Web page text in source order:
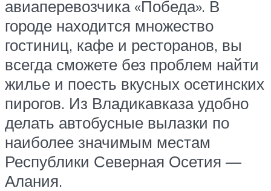
авиаперевозчика «Победа». В
городе находится множество
гостиниц, кафе и ресторанов, вы
всегда сможете без проблем найти
жилье и поесть вкусных осетинских
пирогов. Из Владикавказа удобно
делать автобусные вылазки по
наиболее значимым местам
Республики Северная Осетия —
Алания.